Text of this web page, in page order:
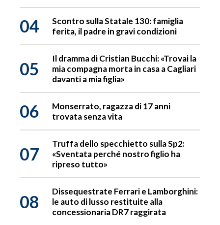
04
Scontro sulla Statale 130: famiglia
ferita, il padre in gravi condizioni
05
Il dramma di Cristian Bucchi: «Trovai la
mia compagna morta in casa a Cagliari
davanti a mia figlia»
06
Monserrato, ragazza di 17 anni
trovata senza vita
07
Truffa dello specchietto sulla Sp2:
«Sventata perché nostro figlio ha
ripreso tutto»
08
Dissequestrate Ferrari e Lamborghini:
le auto di lusso restituite alla
concessionaria DR7 raggirata